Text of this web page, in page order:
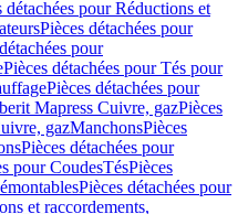
détachées pour Réductions et
Pièces détachées pour
pour
Pièces détachées pour Tés pour
Pièces détachées pour
Mapress Cuivre, gazPièces
gazManchonsPièces
Pièces détachées pour
pour CoudesTésPièces
Pièces détachées pour
et raccordements,